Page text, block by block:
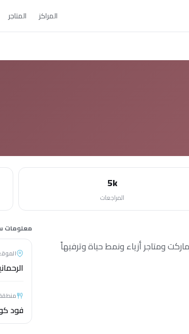
المراكز المتاجر
5k
المراجعات
ومتاجر أزياء ونمط حياة وترفيهاً
معلومات
فود